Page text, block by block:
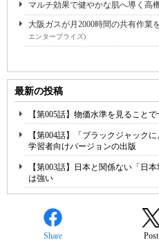
マルチ効果で健やかな肌へ導く高
大阪ガスが月2000時間の共有作
エンタープライズ)
最新の投稿
【第005話】物価水準を見ること
【第004話】「ブラックジャック
学習者向けバージョンの出版
【第003話】日本と関係ない「日
は強い
Share Post